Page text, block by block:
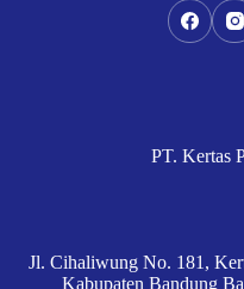
PT. Kertas
Jl. Cihaliwung No. 181,
Kabupaten Bandung